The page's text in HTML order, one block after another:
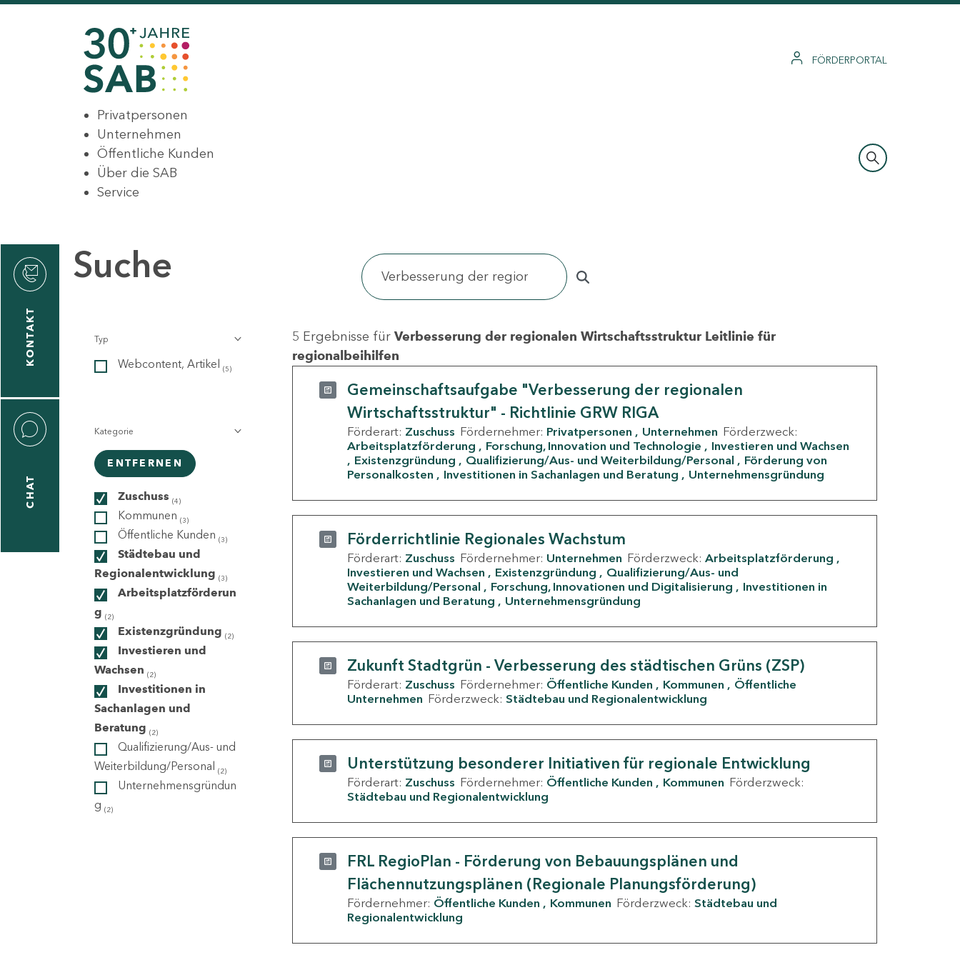
FÖRDERPORTAL
Privatpersonen
Unternehmen
Öffentliche Kunden
Über die SAB
Service
KONTAKT
CHAT
Suche
Typ
Webcontent, Artikel (5)
Kategorie
ENTFERNEN
Zuschuss (4)
Kommunen (3)
Öffentliche Kunden (3)
Städtebau und
Regionalentwicklung (3)
Arbeitsplatzförderun
g (2)
Existenzgründung (2)
Investieren und
Wachsen (2)
Investitionen in
Sachanlagen und
Beratung (2)
Qualifizierung/Aus- und
Weiterbildung/Personal (2)
Unternehmensgründun
g (2)
5 Ergebnisse für Verbesserung der regionalen Wirtschaftsstruktur Leitlinie für
regionalbeihilfen
Gemeinschaftsaufgabe "Verbesserung der regionalen
Wirtschaftsstruktur" - Richtlinie GRW RIGA
Förderart: Zuschuss Fördernehmer: Privatpersonen Unternehmen Förderzweck:
Arbeitsplatzförderung
Forschung, Innovation und Technologie
Investieren und Wachsen
Existenzgründung
Qualifizierung/Aus- und Weiterbildung/Personal
Förderung von
Personalkosten
Investitionen in Sachanlagen und Beratung Unternehmensgründung
Förderrichtlinie Regionales Wachstum
Förderart: Zuschuss Fördernehmer: Unternehmen Förderzweck: Arbeitsplatzförderung
Investieren und Wachsen
Existenzgründung
Qualifizierung/Aus- und
Weiterbildung/Personal
Forschung, Innovationen und Digitalisierung
Investitionen in
Sachanlagen und Beratung
Unternehmensgründung
Zukunft Stadtgrün - Verbesserung des städtischen Grüns (ZSP)
Förderart: Zuschuss Fördernehmer: Öffentliche Kunden Kommunen
Öffentliche
Unternehmen Förderzweck: Städtebau und Regionalentwicklung
Unterstützung besonderer Initiativen für regionale Entwicklung
Förderart: Zuschuss Fördernehmer: Öffentliche Kunden Kommunen Förderzweck:
Städtebau und Regionalentwicklung
FRL RegioPlan - Förderung von Bebauungsplänen und
Flächennutzungsplänen (Regionale Planungsförderung)
Fördernehmer: Öffentliche Kunden Kommunen Förderzweck: Städtebau und
Regionalentwicklung